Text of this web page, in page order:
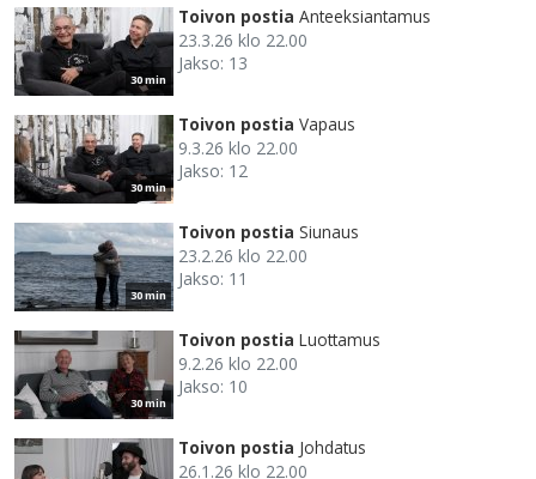
30 min
Toivon postia Anteeksiantamus
23.3.26 klo 22.00
Jakso: 13
30 min
Toivon postia Vapaus
9.3.26 klo 22.00
Jakso: 12
30 min
Toivon postia Siunaus
23.2.26 klo 22.00
Jakso: 11
30 min
Toivon postia Luottamus
9.2.26 klo 22.00
Jakso: 10
Toivon postia Johdatus
26.1.26 klo 22.00